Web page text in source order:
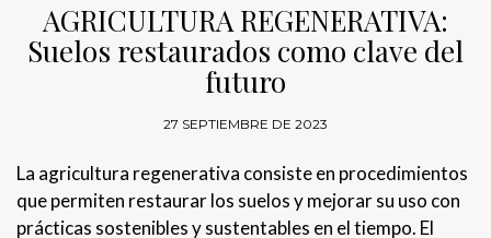
AGRICULTURA REGENERATIVA:
Suelos restaurados como clave del
futuro
27 SEPTIEMBRE DE 2023
La agricultura regenerativa consiste en procedimientos
que permiten restaurar los suelos y mejorar su uso con
prácticas sostenibles y sustentables en el tiempo. El